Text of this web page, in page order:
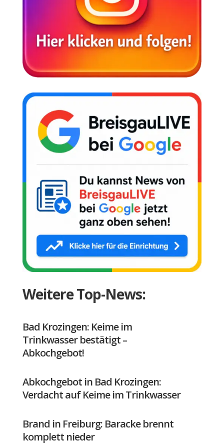
Weitere Top-News:
Bad Krozingen: Keime im
Trinkwasser bestätigt –
Abkochgebot!
Abkochgebot in Bad Krozingen:
Verdacht auf Keime im Trinkwasser
Brand in Freiburg: Baracke brennt
komplett nieder